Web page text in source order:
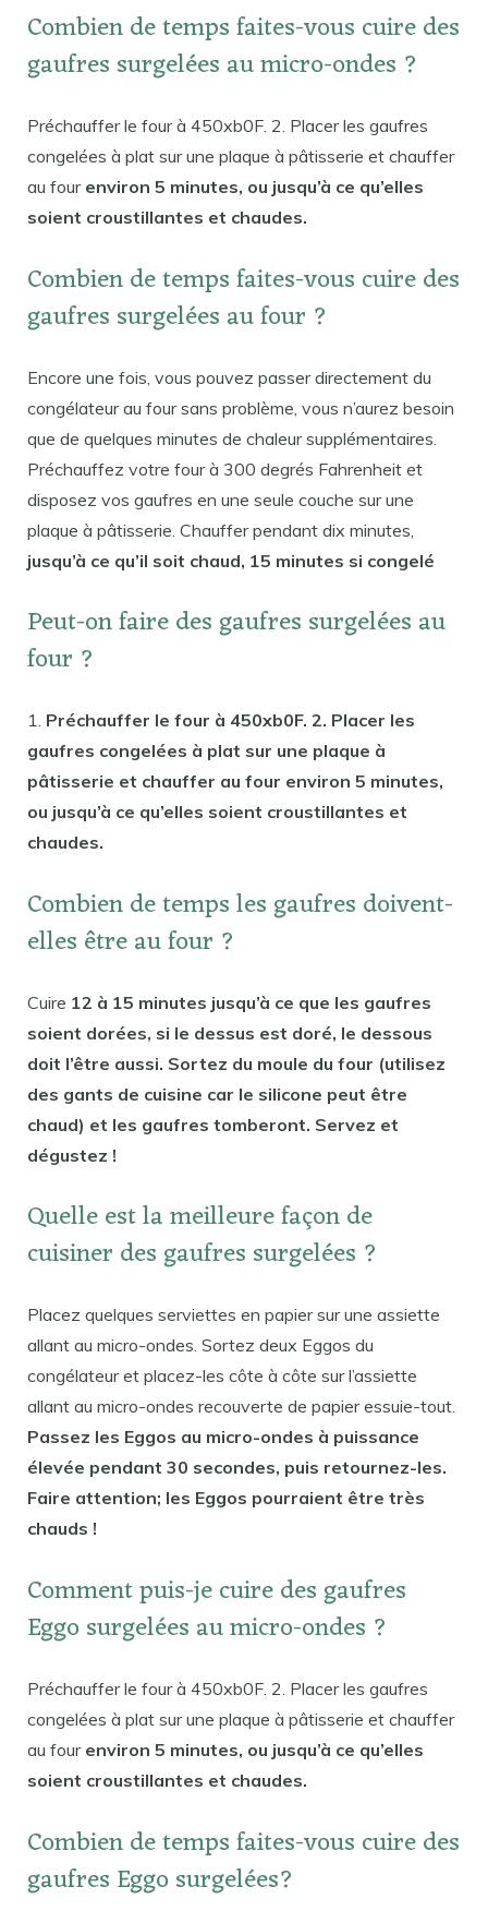
Combien de temps faites-vous cuire des
gaufres surgelées au micro-ondes ?
Préchauffer le four à 450xb0F. 2. Placer les gaufres
congelées à plat sur une plaque à pâtisserie et chauffer
au four environ 5 minutes, ou jusqu’à ce qu’elles
soient croustillantes et chaudes.
Combien de temps faites-vous cuire des
gaufres surgelées au four ?
Encore une fois, vous pouvez passer directement du
congélateur au four sans problème, vous n’aurez besoin
que de quelques minutes de chaleur supplémentaires.
Préchauffez votre four à 300 degrés Fahrenheit et
disposez vos gaufres en une seule couche sur une
plaque à pâtisserie. Chauffer pendant dix minutes,
jusqu’à ce qu’il soit chaud, 15 minutes si congelé
Peut-on faire des gaufres surgelées au
four ?
1. Préchauffer le four à 450xb0F. 2. Placer les
gaufres congelées à plat sur une plaque à
pâtisserie et chauffer au four environ 5 minutes,
ou jusqu’à ce qu’elles soient croustillantes et
chaudes.
Combien de temps les gaufres doivent-
elles être au four ?
Cuire 12 à 15 minutes jusqu’à ce que les gaufres
soient dorées, si le dessus est doré, le dessous
doit l’être aussi. Sortez du moule du four (utilisez
des gants de cuisine car le silicone peut être
chaud) et les gaufres tomberont. Servez et
dégustez !
Quelle est la meilleure façon de
cuisiner des gaufres surgelées ?
Placez quelques serviettes en papier sur une assiette
allant au micro-ondes. Sortez deux Eggos du
congélateur et placez-les côte à côte sur l’assiette
allant au micro-ondes recouverte de papier essuie-tout.
Passez les Eggos au micro-ondes à puissance
élevée pendant 30 secondes, puis retournez-les.
Faire attention; les Eggos pourraient être très
chauds !
Comment puis-je cuire des gaufres
Eggo surgelées au micro-ondes ?
Préchauffer le four à 450xb0F. 2. Placer les gaufres
congelées à plat sur une plaque à pâtisserie et chauffer
au four environ 5 minutes, ou jusqu’à ce qu’elles
soient croustillantes et chaudes.
Combien de temps faites-vous cuire des
gaufres Eggo surgelées?